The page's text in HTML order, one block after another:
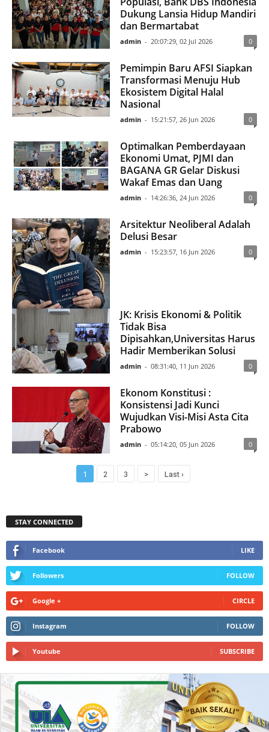
Dukung Lansia Hidup Mandiri
dan Bermartabat
admin - 20:07:29, 02 Jul 2026 0
Pemimpin Baru AFSI Siapkan
Transformasi Menuju Hub
Ekosistem Digital Halal
Nasional
admin - 15:21:57, 26 Jun 2026 0
Optimalkan Pemberdayaan
Ekonomi Umat, PJMI dan
BAGANA GR Gelar Diskusi
Wakaf Emas dan Uang
admin - 14:26:36, 24 Jun 2026 0
Arsitektur Neoliberal Adalah
Delusi Besar
admin - 15:23:57, 16 Jun 2026 0
JK: Krisis Ekonomi & Politik
Tidak Bisa
Dipisahkan,Universitas Harus
Hadir Memberikan Solusi
admin - 08:31:40, 11 Jun 2026 0
Ekonom Konstitusi :
Konsistensi Jadi Kunci
Wujudkan Visi-Misi Asta Cita
Prabowo
admin - 05:14:20, 05 Jun 2026 0
1 2 3 > Last ›
STAY CONNECTED
Facebook LIKE
Followers FOLLOW
Google + CIRCLE
Instagram FOLLOW
Youtube SUBSCRIBE